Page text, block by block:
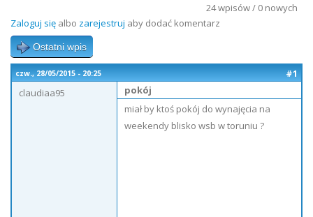
24 wpisów / 0 nowych
Zaloguj się albo zarejestruj aby dodać komentarz
Ostatni wpis
czw., 28/05/2015 - 20:25
#1
claudiaa95
pokój
miał by ktoś pokój do wynajęcia na
weekendy blisko wsb w toruniu ?